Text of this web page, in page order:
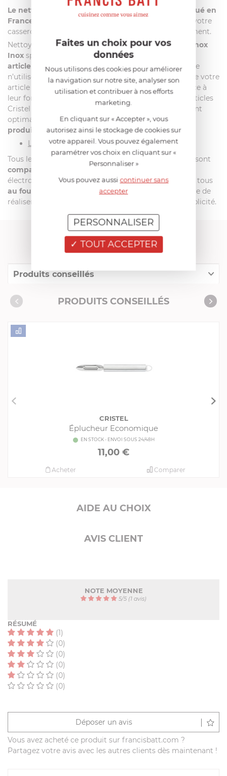
Le nettoyant Inox Renox labellisé Ecocert et fabriqué en
France
conviendra parfaitement pour l’entretien de votre
casserole dans le respect de l’homme et l’environnement.
Nettoyez votre sauteuse tout inox avec le produit
Renox
Inox spécifiquement conçu pour l’entretien
article inox sans anti-adhérent. De manière générale
n’utilisez pas d’éponge trop abrasive lors du lavage de votre
article culinaire.Evitez les surchauffes
. En effet, grâce à
leur fond thermo diffuseur haute performance, les articles
Cristel ont besoin de peu d’énergie pour un rendement
optimal.
Ne jamais utiliser d’eau de Javel dans vos
produits Cristel.
La compatibilité :
Tous les articles de la collection "Mutine" de CRISTEL sont
compatibles tous feux + induction
électronique, vitro radian, vitro halogène). Ils passent tous
au four, grill et au lave vaissellepour vous permettre de
réaliser vos recettes et plats dans la plus grande simplicité.
FRANCIS BATT RECOMMANDE
Produits conseillés
Consommables complémentaires
PRODUITS CONSEILLÉS
CRISTEL
Éplucheur Economique
EN STOCK - ENVOI SOUS 24/48H
11,00 €
Comparer
Acheter
AIDE AU CHOIX
AVIS CLIENT
NOTE MOYENNE
5/5 (1 avis)
RÉSUMÉ
(1)
(0)
(0)
(0)
(0)
(0)
Déposer un avis
Vous avez acheté ce produit sur francisbatt.com ?
Partagez votre avis avec les autres clients dès maintenant !
Faites un choix pour vos
données
Nous utilisons des cookies pour améliorer
la navigation sur notre site, analyser son
utilisation et contribuer à nos efforts
marketing.
En cliquant sur « Accepter », vous
autorisez ainsi le stockage de cookies sur
votre appareil. Vous pouvez également
paramétrer vos choix en cliquant sur «
Personnaliser »
Vous pouvez aussicontinuer sans
accepter
TOUT ACCEPTER
PERSONNALISER